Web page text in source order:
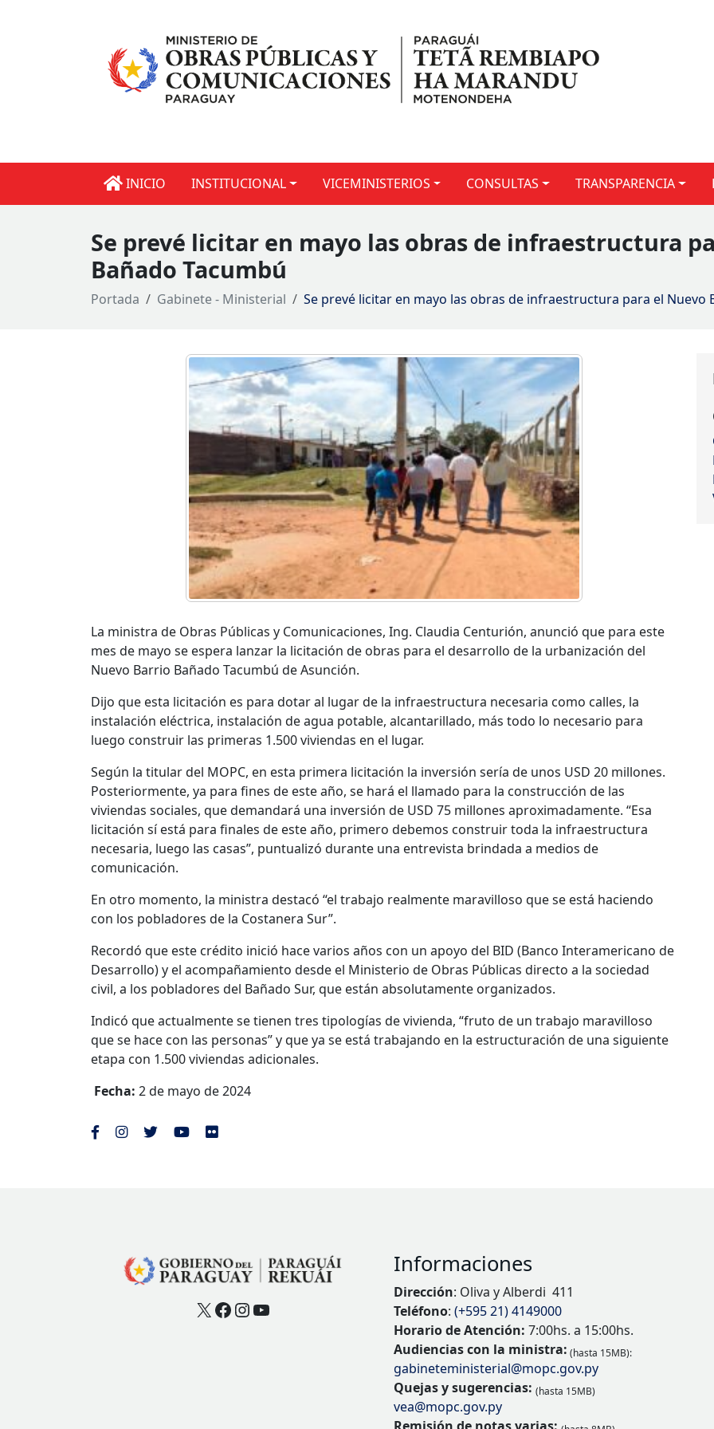
INICIO INSTITUCIONAL VICEMINISTERIOS CONSULTAS TRANSPARENCIA
Se prevé licitar en mayo las obras de infraestructura
Bañado Tacumbú
Portada Gabinete - Ministerial Se prevé licitar en mayo las obras de infraestructura para el Nuevo
La ministra de Obras Públicas y Comunicaciones, Ing. Claudia Centurión, anunció que para este
mes de mayo se espera lanzar la licitación de obras para el desarrollo de la urbanización del
Nuevo Barrio Bañado Tacumbú de Asunción.
Dijo que esta licitación es para dotar al lugar de la infraestructura necesaria como calles, la
instalación eléctrica, instalación de agua potable, alcantarillado, más todo lo necesario para
luego construir las primeras 1.500 viviendas en el lugar.
Según la titular del MOPC, en esta primera licitación la inversión sería de unos USD 20 millones.
Posteriormente, ya para fines de este año, se hará el llamado para la construcción de las
viviendas sociales, que demandará una inversión de USD 75 millones aproximadamente. “Esa
licitación sí está para finales de este año, primero debemos construir toda la infraestructura
necesaria, luego las casas”, puntualizó durante una entrevista brindada a medios de
comunicación.
En otro momento, la ministra destacó “el trabajo realmente maravilloso que se está haciendo
con los pobladores de la Costanera Sur”.
Recordó que este crédito inició hace varios años con un apoyo del BID (Banco Interamericano de
Desarrollo) y el acompañamiento desde el Ministerio de Obras Públicas directo a la sociedad
civil, a los pobladores del Bañado Sur, que están absolutamente organizados.
Indicó que actualmente se tienen tres tipologías de vivienda, “fruto de un trabajo maravilloso
que se hace con las personas” y que ya se está trabajando en la estructuración de una siguiente
etapa con 1.500 viviendas adicionales.
Fecha: 2 de mayo de 2024
X Facebook
Instagram
YouTube
Informaciones
Dirección: Oliva y Alberdi 411
Teléfono: (+595 21) 4149000
Horario de Atención: 7:00hs. a 15:00hs.
Audiencias con la ministra: (hasta 15MB):
gabineteministerial@mopc.gov.py
Quejas y sugerencias: (hasta 15MB)
vea@mopc.gov.py